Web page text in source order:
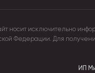
носит исключительно
Федерации. Для
ИП